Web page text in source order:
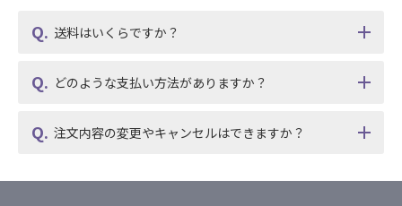
送料はいくらですか？
どのような支払い方法がありますか？
注文内容の変更やキャンセルはできますか？